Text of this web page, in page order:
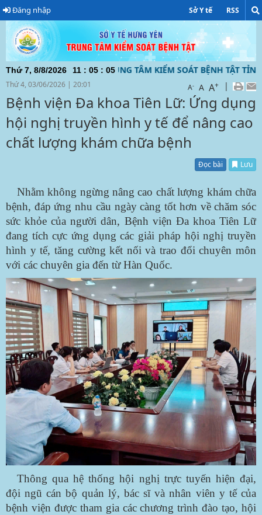
Đăng nhập Sở Y tế RSS
Thứ 7, 8/8/2026 11 : 05 : 05
TIN ĐIỆN TỬ CỦA TRUNG TÂM KIỂM SOÁT BỆNH TẬT
Thứ 4, 03/06/2026 | 20:01 A- A A+ |
Bệnh viện Đa khoa Tiên Lữ: Ứng dụng
hội nghị truyền hình y tế để nâng cao
chất lượng khám chữa bệnh
Đọc bài Lưu
Nhằm không ngừng nâng cao chất lượng khám chữa
bệnh, đáp ứng nhu cầu ngày càng tốt hơn về chăm sóc
sức khỏe của người dân, Bệnh viện Đa khoa Tiên Lữ
đang tích cực ứng dụng các giải pháp hội nghị truyền
hình y tế, tăng cường kết nối và trao đổi chuyên môn
với các chuyên gia đến từ Hàn Quốc.
Thông qua hệ thống hội nghị trực tuyến hiện đại,
đội ngũ cán bộ quản lý, bác sĩ và nhân viên y tế của
bệnh viện được tham gia các chương trình đào tạo, hội